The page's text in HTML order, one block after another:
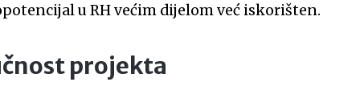
u RH većim dijelom već iskorišten.
projekta